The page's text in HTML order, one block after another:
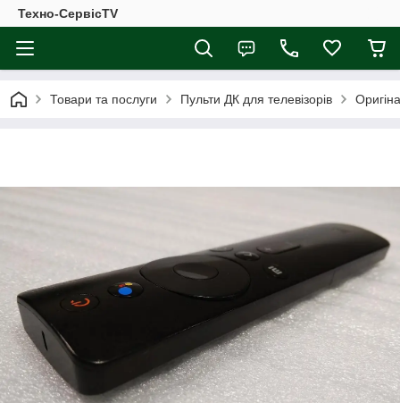
Техно-СервісTV
Товари та послуги Пульти ДК для телевізорів